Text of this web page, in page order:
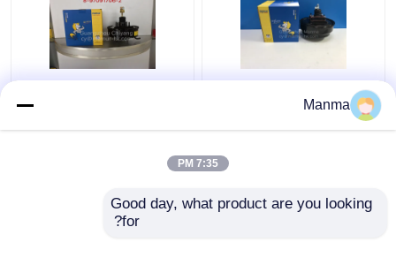
MAMUR الفرامل الداعم
قطع غيار الفرامل الداعم
97091706-2
Manma
7:35 PM
Good day, what product are you looking
for?